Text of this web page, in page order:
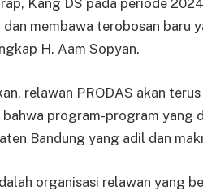
Kang DS pada periode
membawa terobosan baru
H. Aam Sopyan.
relawan PRODAS akan
bahwa program-program yang
Bandung yang adil dan
organisasi relawan yang